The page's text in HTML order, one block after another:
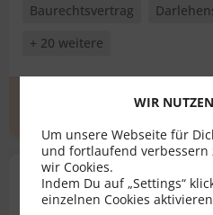
Baurechtsvertrag
+ 20 weitere
Erstgespräch
Mag.
WIR
Um unsere Webseite für
und fortlaufend verbessern
wir Cookies.
Indem Du auf „Settings“
einzelnen Cookies